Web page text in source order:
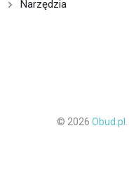
Narzędzia
© 2026 Obud.pl.